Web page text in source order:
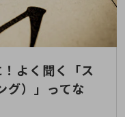
リティ
よく聞く「ス
グ）」ってな